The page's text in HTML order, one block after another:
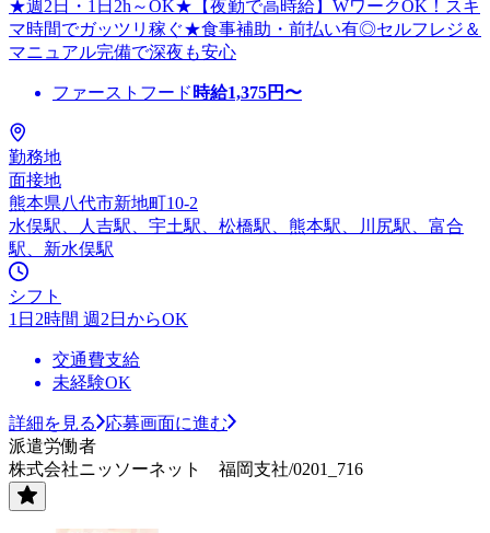
★週2日・1日2h～OK★【夜勤で高時給】WワークOK！スキ
マ時間でガッツリ稼ぐ★食事補助・前払い有◎セルフレジ＆
マニュアル完備で深夜も安心
ファーストフード 時給1,375円〜
勤務地
面接地
熊本県八代市新地町10-2
水俣駅、人吉駅、宇土駅、松橋駅、熊本駅、川尻駅、富合
駅、新水俣駅
シフト
1日2時間 週2日からOK
交通費支給
未経験OK
詳細を見る
応募画面に進む
派遣労働者
株式会社ニッソーネット 福岡支社/0201_716